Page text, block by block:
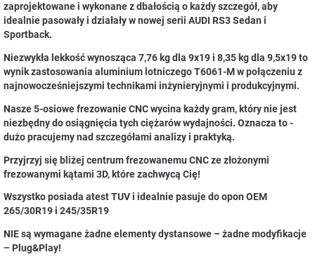
zaprojektowane i wykonane z dbałością o każdy szczegół, aby
idealnie pasowały i działały w nowej serii AUDI RS3 Sedan i
Sportback.
Niezwykła lekkość wynosząca 7,76 kg dla 9x19 i 8,35 kg dla 9,5x19 to
wynik zastosowania aluminium lotniczego T6061-M w połączeniu z
najnowocześniejszymi technikami inżynieryjnymi i produkcyjnymi.
Nasze 5-osiowe frezowanie CNC wycina każdy gram, który nie jest
niezbędny do osiągnięcia tych ciężarów wydajności. Oznacza to -
dużo pracujemy nad szczegółami analizy i praktyką.
Przyjrzyj się bliżej centrum frezowanemu CNC ze złożonymi
frezowanymi kątami 3D, które zachwycą Cię!
Wszystko posiada atest TUV i idealnie pasuje do opon OEM
265/30R19 i 245/35R19
NIE są wymagane żadne elementy dystansowe – żadne modyfikacje
– Plug&Play!